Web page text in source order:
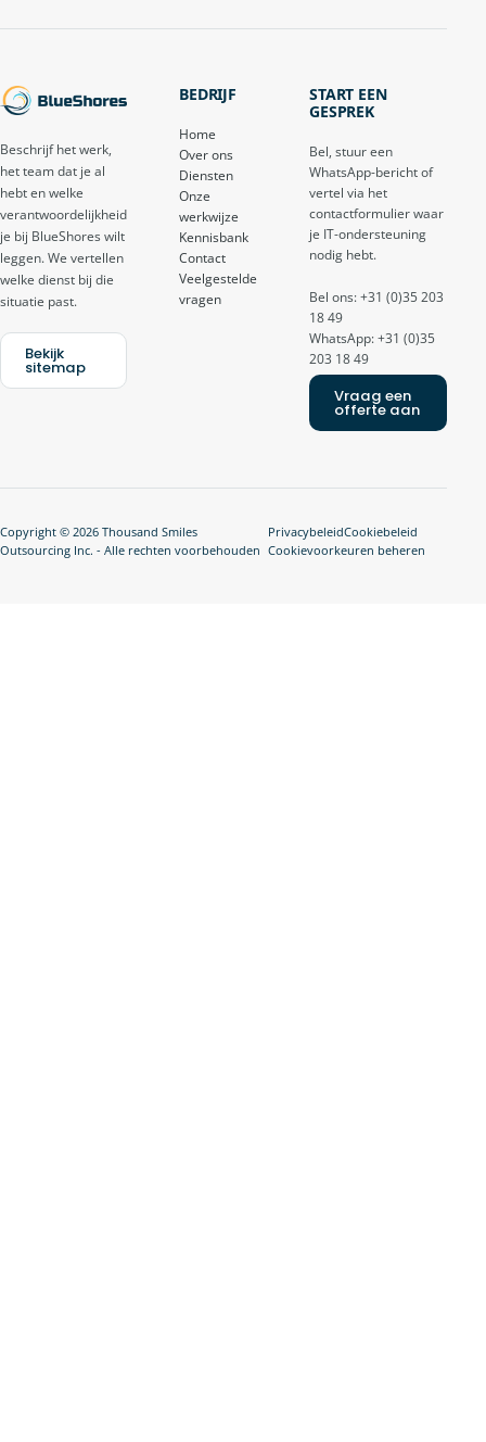
Beschrijf het werk,
het team dat je al
hebt en welke
verantwoordelijkheid
je bij BlueShores wilt
leggen. We vertellen
welke dienst bij die
situatie past.
Bekijk
sitemap
BEDRIJF
Home
Over ons
Diensten
Onze
werkwijze
Kennisbank
Contact
Veelgestelde
vragen
START EEN
GESPREK
Bel, stuur een
WhatsApp-bericht of
vertel via het
contactformulier waar
je IT-ondersteuning
nodig hebt.
Bel ons: +31 (0)35 203
18 49
WhatsApp: +31 (0)35
203 18 49
Vraag een
offerte aan
Copyright © 2026 Thousand Smiles
Outsourcing Inc. - Alle rechten voorbehouden
PrivacybeleidCookiebeleid
Cookievoorkeuren beheren